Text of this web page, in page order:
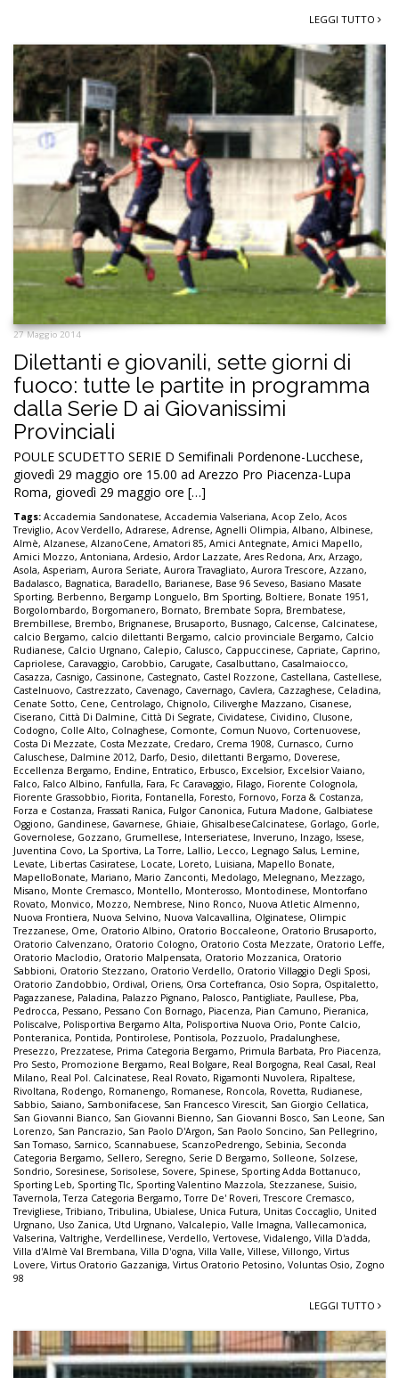
LEGGI TUTTO
27 Maggio 2014
Dilettanti e giovanili, sette giorni di
fuoco: tutte le partite in programma
dalla Serie D ai Giovanissimi
Provinciali
POULE SCUDETTO SERIE D Semifinali Pordenone-Lucchese,
giovedì 29 maggio ore 15.00 ad Arezzo Pro Piacenza-Lupa
Roma, giovedì 29 maggio ore […]
Tags: Accademia Sandonatese, Accademia Valseriana, Acop Zelo, Acos
Treviglio, Acov Verdello, Adrarese, Adrense, Agnelli Olimpia, Albano, Albinese,
Almè, Alzanese, AlzanoCene, Amatori 85, Amici Antegnate, Amici Mapello,
Amici Mozzo, Antoniana, Ardesio, Ardor Lazzate, Ares Redona, Arx, Arzago,
Asola, Asperiam, Aurora Seriate, Aurora Travagliato, Aurora Trescore, Azzano,
Badalasco, Bagnatica, Baradello, Barianese, Base 96 Seveso, Basiano Masate
Sporting, Berbenno, Bergamp Longuelo, Bm Sporting, Boltiere, Bonate 1951,
Borgolombardo, Borgomanero, Bornato, Brembate Sopra, Brembatese,
Brembillese, Brembo, Brignanese, Brusaporto, Busnago, Calcense, Calcinatese,
calcio Bergamo, calcio dilettanti Bergamo, calcio provinciale Bergamo, Calcio
Rudianese, Calcio Urgnano, Calepio, Calusco, Cappuccinese, Capriate, Caprino,
Capriolese, Caravaggio, Carobbio, Carugate, Casalbuttano, Casalmaiocco,
Casazza, Casnigo, Cassinone, Castegnato, Castel Rozzone, Castellana, Castellese,
Castelnuovo, Castrezzato, Cavenago, Cavernago, Cavlera, Cazzaghese, Celadina,
Cenate Sotto, Cene, Centrolago, Chignolo, Ciliverghe Mazzano, Cisanese,
Ciserano, Città Di Dalmine, Città Di Segrate, Cividatese, Cividino, Clusone,
Codogno, Colle Alto, Colnaghese, Comonte, Comun Nuovo, Cortenuovese,
Costa Di Mezzate, Costa Mezzate, Credaro, Crema 1908, Curnasco, Curno
Caluschese, Dalmine 2012, Darfo, Desio, dilettanti Bergamo, Doverese,
Eccellenza Bergamo, Endine, Entratico, Erbusco, Excelsior, Excelsior Vaiano,
Falco, Falco Albino, Fanfulla, Fara, Fc Caravaggio, Filago, Fiorente Colognola,
Fiorente Grassobbio, Fiorita, Fontanella, Foresto, Fornovo, Forza & Costanza,
Forza e Costanza, Frassati Ranica, Fulgor Canonica, Futura Madone, Galbiatese
Oggiono, Gandinese, Gavarnese, Ghiaie, GhisalbeseCalcinatese, Gorlago, Gorle,
Governolese, Gozzano, Grumellese, Interseriatese, Inveruno, Inzago, Issese,
Juventina Covo, La Sportiva, La Torre, Lallio, Lecco, Legnago Salus, Lemine,
Levate, Libertas Casiratese, Locate, Loreto, Luisiana, Mapello Bonate,
MapelloBonate, Mariano, Mario Zanconti, Medolago, Melegnano, Mezzago,
Misano, Monte Cremasco, Montello, Monterosso, Montodinese, Montorfano
Rovato, Monvico, Mozzo, Nembrese, Nino Ronco, Nuova Atletic Almenno,
Nuova Frontiera, Nuova Selvino, Nuova Valcavallina, Olginatese, Olimpic
Trezzanese, Ome, Oratorio Albino, Oratorio Boccaleone, Oratorio Brusaporto,
Oratorio Calvenzano, Oratorio Cologno, Oratorio Costa Mezzate, Oratorio Leffe,
Oratorio Maclodio, Oratorio Malpensata, Oratorio Mozzanica, Oratorio
Sabbioni, Oratorio Stezzano, Oratorio Verdello, Oratorio Villaggio Degli Sposi,
Oratorio Zandobbio, Ordival, Oriens, Orsa Cortefranca, Osio Sopra, Ospitaletto,
Pagazzanese, Paladina, Palazzo Pignano, Palosco, Pantigliate, Paullese, Pba,
Pedrocca, Pessano, Pessano Con Bornago, Piacenza, Pian Camuno, Pieranica,
Poliscalve, Polisportiva Bergamo Alta, Polisportiva Nuova Orio, Ponte Calcio,
Ponteranica, Pontida, Pontirolese, Pontisola, Pozzuolo, Pradalunghese,
Presezzo, Prezzatese, Prima Categoria Bergamo, Primula Barbata, Pro Piacenza,
Pro Sesto, Promozione Bergamo, Real Bolgare, Real Borgogna, Real Casal, Real
Milano, Real Pol. Calcinatese, Real Rovato, Rigamonti Nuvolera, Ripaltese,
Rivoltana, Rodengo, Romanengo, Romanese, Roncola, Rovetta, Rudianese,
Sabbio, Saiano, Sambonifacese, San Francesco Virescit, San Giorgio Cellatica,
San Giovanni Bianco, San Giovanni Bienno, San Giovanni Bosco, San Leone, San
Lorenzo, San Pancrazio, San Paolo D'Argon, San Paolo Soncino, San Pellegrino,
San Tomaso, Sarnico, Scannabuese, ScanzoPedrengo, Sebinia, Seconda
Categoria Bergamo, Sellero, Seregno, Serie D Bergamo, Solleone, Solzese,
Sondrio, Soresinese, Sorisolese, Sovere, Spinese, Sporting Adda Bottanuco,
Sporting Leb, Sporting Tlc, Sporting Valentino Mazzola, Stezzanese, Suisio,
Tavernola,Terza Categoria Bergamo,Torre De' Roveri,Trescore Cremasco,
Trevigliese,Tribiano,Tribulina, Ubialese, Unica Futura, Unitas Coccaglio, United
Urgnano, Uso Zanica, Utd Urgnano, Valcalepio, Valle Imagna, Vallecamonica,
Valserina, Valtrighe, Verdellinese, Verdello, Vertovese, Vidalengo, Villa D'adda,
Villa d'Almè Val Brembana, Villa D'ogna, Villa Valle, Villese, Villongo, Virtus
Lovere, Virtus Oratorio Gazzaniga, Virtus Oratorio Petosino, Voluntas Osio, Zogno
98
LEGGI TUTTO